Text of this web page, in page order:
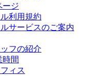
ージ
利用規約
サービスのご案内
フの紹介
時間
ィス